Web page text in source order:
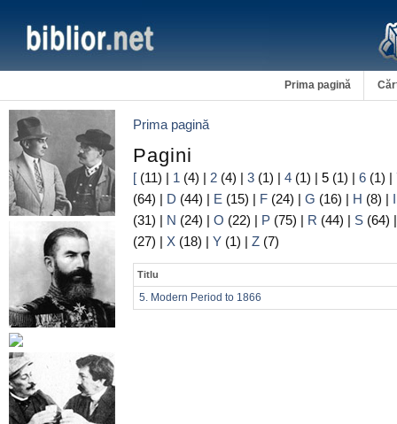
Prima pagină
Prima pagină
Pagini
[ (11) | 1 (4) | 2 (4) | 3 (1) | 4 (1) | 5 (1) | 6 (1) |
(64) | D (44) | E (15) | F (24) | G (16) | H (8) | I
(31) | N (24) | O (22) | P (75) | R (44) | S (64)
(27) | X (18) | Y (1) | Z (7)
Titlu
5. Modern Period to 1866